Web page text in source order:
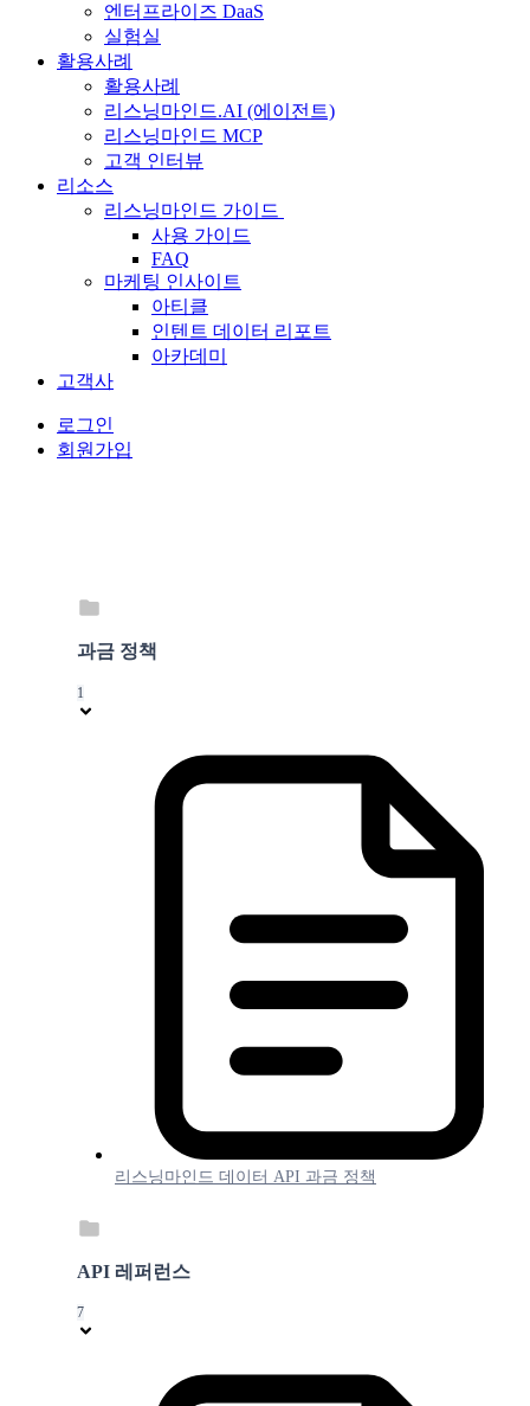
엔터프라이즈 DaaS
실험실
활용사례
활용사례
리스닝마인드.AI (에이전트)
리스닝마인드 MCP
고객 인터뷰
리소스
리스닝마인드 가이드
사용 가이드
FAQ
마케팅 인사이트
아티클
인텐트 데이터 리포트
아카데미
고객사
로그인
회원가입
과금 정책
1
리스닝마인드 데이터 API 과금 정책
API 레퍼런스
7